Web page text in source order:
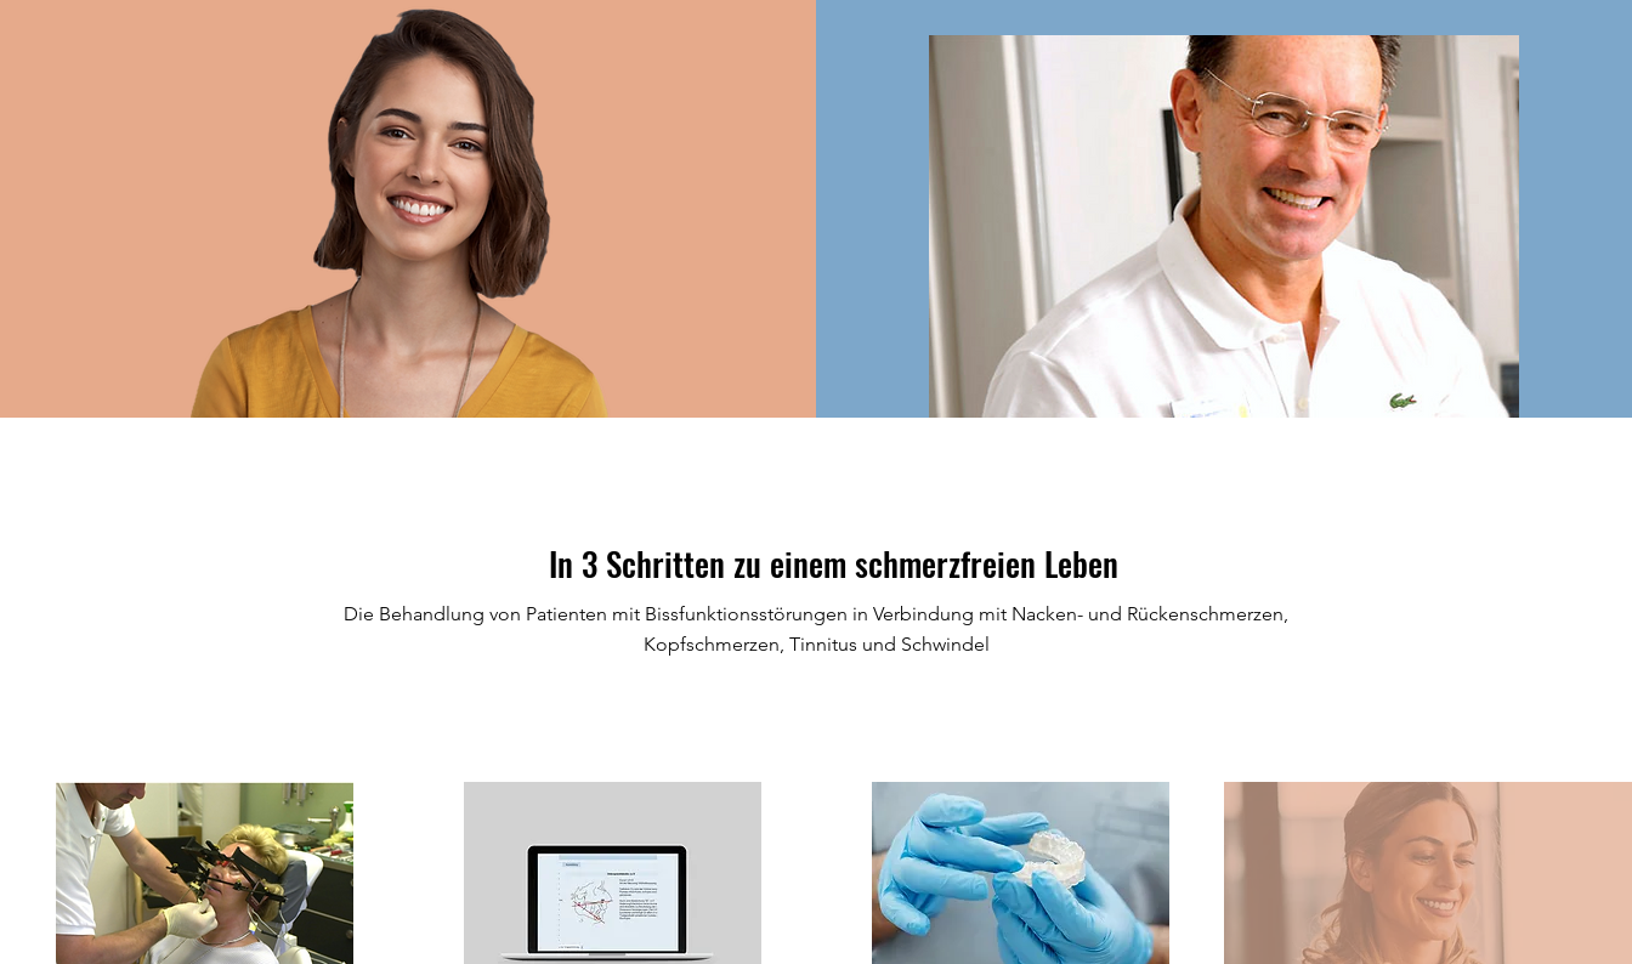
In 3 Schritten zu einem schmerzfreien Leben
Die Behandlung von Patienten mit Bissfunktionsstörungen in Verbindung mit Nacken- und Rückenschmerzen,
Kopfschmerzen, Tinnitus und Schwindel